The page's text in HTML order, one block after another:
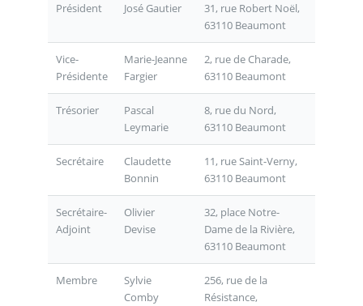
Président José Gautier
31, rue Robert Noël,
63110 Beaumont
Vice-
Présidente
Marie-Jeanne
Fargier
2, rue de Charade,
63110 Beaumont
Trésorier
Pascal
Leymarie
8, rue du Nord,
63110 Beaumont
Secrétaire
Claudette
Bonnin
11, rue Saint-Verny,
63110 Beaumont
Secrétaire-
Adjoint
Olivier
Devise
32, place Notre-
Dame de la Rivière,
63110 Beaumont
Membre
Sylvie
Comby
256, rue de la
Résistance,